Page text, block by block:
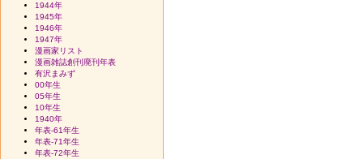
1944年
1945年
1946年
1947年
漫画家リスト
漫画雑誌創刊廃刊年表
有沢まみず
00年生
05年生
10年生
1940年
年表-61年生
年表-71年生
年表-72年生